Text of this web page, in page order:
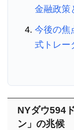
金融政策
今後の焦
式トレー
NYダウ594
ン」の兆候